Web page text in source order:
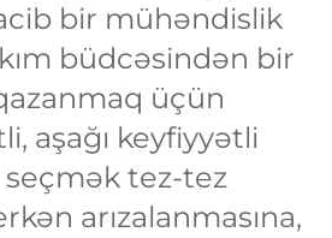
bir mühəndislik
büdcəsindən bir
üçün
aşağı keyfiyyətli
tez-tez
arızalanmasına,